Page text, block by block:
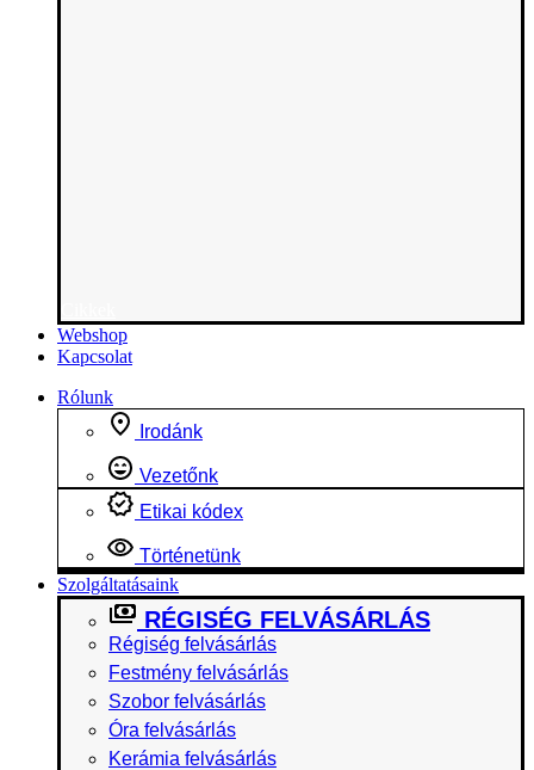
Webshop
Kapcsolat
Rólunk
Irodánk
Vezetőnk
Etikai kódex
Történetünk
Szolgáltatásaink
RÉGISÉG FELVÁSÁRLÁS
Régiség felvásárlás
Festmény felvásárlás
Szobor felvásárlás
Óra felvásárlás
Kerámia felvásárlás